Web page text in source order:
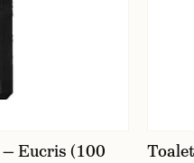
— Eucris (100